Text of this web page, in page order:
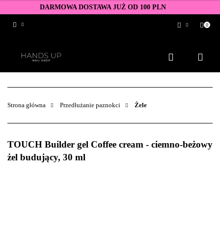
DARMOWA DOSTAWA JUŻ OD 100 PLN
Zarejestruj się
Dodaj zgłoszenie
Zgody cookies
0
Strona główna Przedłużanie paznokci Żele
TOUCH Builder gel Coffee cream - ciemno-beżowy
żel budujący, 30 ml